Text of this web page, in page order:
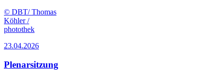
© DBT/ Thomas
Köhler /
photothek
23.04.2026
Plenarsitzung